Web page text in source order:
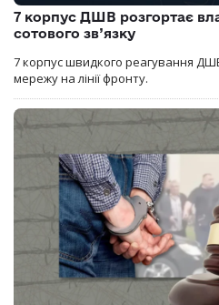
7 корпус ДШВ розгортає
сотового зв’язку
7 корпус швидкого реагування
мережу на лінії фронту.